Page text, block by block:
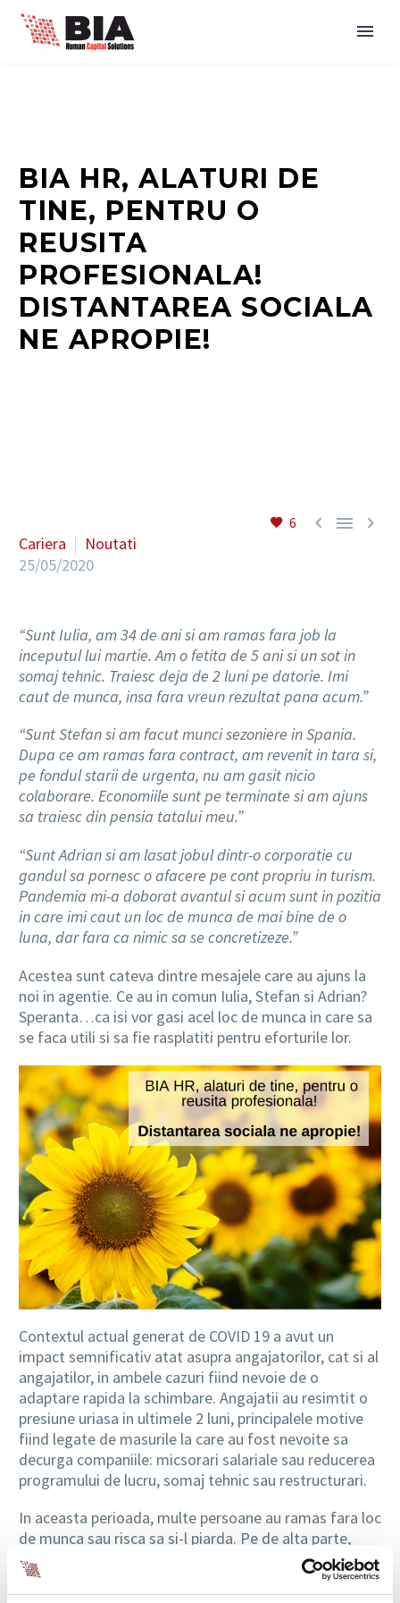
BIA HR, ALATURI DE
TINE, PENTRU O
REUSITA
PROFESIONALA!
DISTANTAREA SOCIALA
NE APROPIE!
6   
Cariera
Noutati
25/05/2020
“Sunt Iulia, am 34 de ani si am ramas fara job la
inceputul lui martie. Am o fetita de 5 ani si un sot in
somaj tehnic. Traiesc deja de 2 luni pe datorie. Imi
caut de munca, insa fara vreun rezultat pana acum.”
“Sunt Stefan si am facut munci sezoniere in Spania.
Dupa ce am ramas fara contract, am revenit in tara si,
pe fondul starii de urgenta, nu am gasit nicio
colaborare. Economiile sunt pe terminate si am ajuns
sa traiesc din pensia tatalui meu.”
“Sunt Adrian si am lasat jobul dintr-o corporatie cu
gandul sa pornesc o afacere pe cont propriu in turism.
Pandemia mi-a doborat avantul si acum sunt in pozitia
in care imi caut un loc de munca de mai bine de o
luna, dar fara ca nimic sa se concretizeze.”
Acestea sunt cateva dintre mesajele care au ajuns la
noi in agentie. Ce au in comun Iulia, Stefan si Adrian?
Speranta…ca isi vor gasi acel loc de munca in care sa
se faca utili si sa fie rasplatiti pentru eforturile lor.
Contextul actual generat de COVID 19 a avut un
impact semnificativ atat asupra angajatorilor, cat si al
angajatilor, in ambele cazuri fiind nevoie de o
adaptare rapida la schimbare. Angajatii au resimtit o
presiune uriasa in ultimele 2 luni, principalele motive
fiind legate de masurile la care au fost nevoite sa
decurga companiile: micsorari salariale sau reducerea
programului de lucru, somaj tehnic sau restructurari.
In aceasta perioada, multe persoane au ramas fara loc
de munca sau risca sa si-l piarda. Pe de alta parte,
sunt si persoane care aspira catre un job mai bun.
Poate mai mult ca oricand, acestea isi doresc un job